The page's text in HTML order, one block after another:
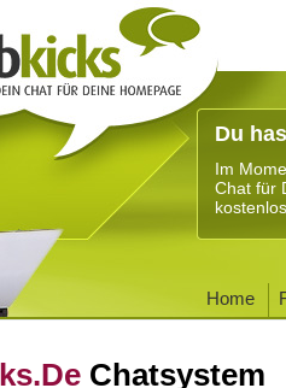
Du
Im
Chat für
Home
Chatsystem